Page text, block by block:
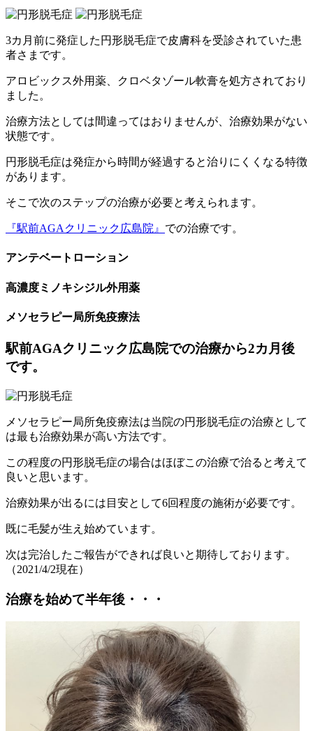
3カ月前に発症した円形脱毛症で皮膚科を受診されていた患
者さまです。
アロビックス外用薬、クロベタゾール軟膏を処方されており
ました。
治療方法としては間違ってはおりませんが、治療効果がない
状態です。
円形脱毛症は発症から時間が経過すると治りにくくなる特徴
があります。
そこで次のステップの治療が必要と考えられます。
『駅前AGAクリニック広島院』 での治療です。
アンテベートローション
高濃度ミノキシジル外用薬
メソセラピー局所免疫療法
駅前AGAクリニック広島院での治療から2カ月後
です。
メソセラピー局所免疫療法は当院の円形脱毛症の治療として
は最も治療効果が高い方法です。
この程度の円形脱毛症の場合はほぼこの治療で治ると考えて
良いと思います。
治療効果が出るには目安として6回程度の施術が必要です。
既に毛髪が生え始めています。
次は完治したご報告ができれば良いと期待しております。
（2021/4/2現在）
治療を始めて半年後・・・